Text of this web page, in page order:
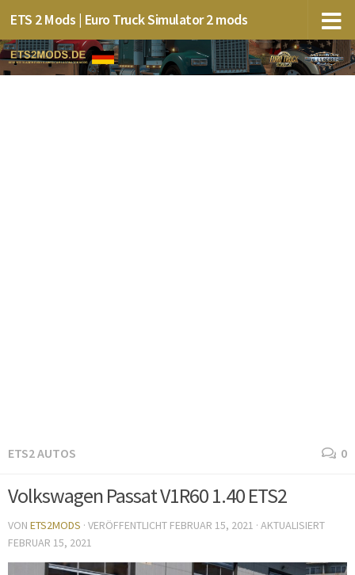
ETS 2 Mods | Euro Truck Simulator 2 mods
ETS2 AUTOS 0
Volkswagen Passat V1R60 1.40 ETS2
VON ETS2MODS · VERÖFFENTLICHT FEBRUAR 15, 2021 · AKTUALISIERT
FEBRUAR 15, 2021